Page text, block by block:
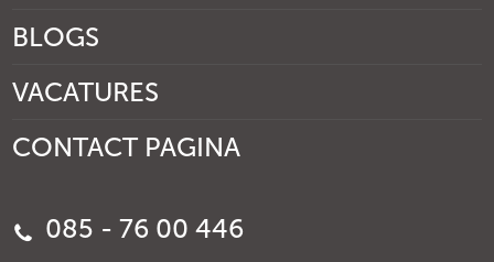
BLOGS
VACATURES
CONTACT PAGINA
085 - 76 00 446